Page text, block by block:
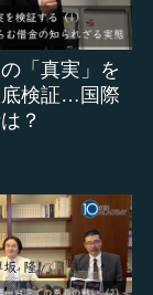
「真実」を
検証…国際
？